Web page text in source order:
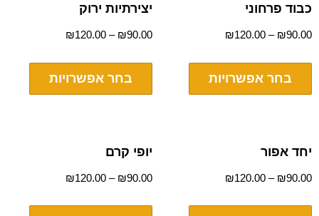
כבוד פרחוני
₪90.00
–
₪120.00
בחר אפשרויות
יצירתיות ירוק
₪90.00
–
₪120.00
בחר אפשרויות
יחד אפור
₪90.00
–
₪120.00
יופי קרם
₪90.00
–
₪120.00